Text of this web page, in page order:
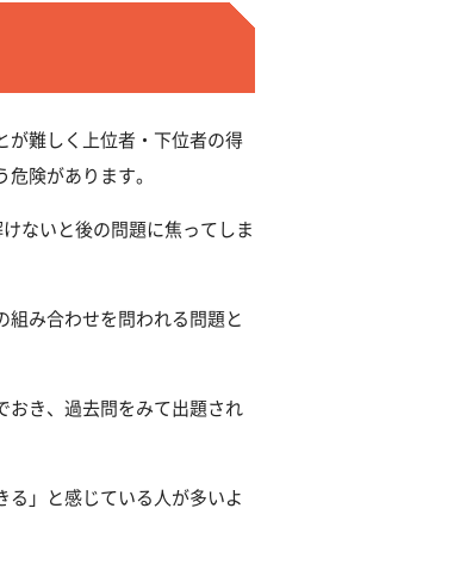
が難しく上位者・下位者の得
険があります。
ないと後の問題に焦ってしま
み合わせを問われる問題と
おき、過去問をみて出題され
」と感じている人が多いよ